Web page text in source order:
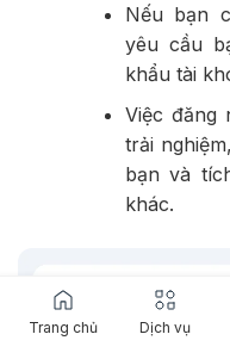
Nếu bạn
yêu cầu
khẩu tài
Việc đăng
trải
bạn và
khác.
Trang chủ Dịch vụ